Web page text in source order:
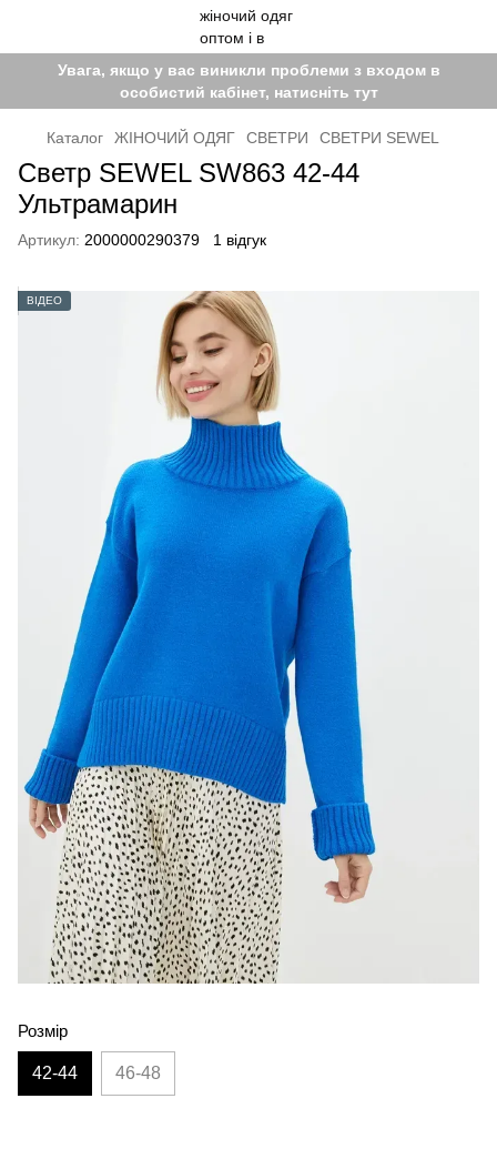
Увага, якщо у вас виникли проблеми з входом в
особистий кабінет, натисніть тут
Каталог ЖІНОЧИЙ ОДЯГ СВЕТРИ СВЕТРИ SEWEL
Светр SEWEL SW863 42-44
Ультрамарин
Артикул: 2000000290379 1 відгук
ВІДЕО
Розмір
42-44 46-48